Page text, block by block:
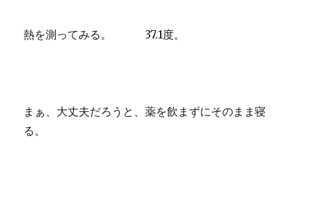
熱を測ってみる。 37.1度。
まぁ、大丈夫だろうと、薬を飲まずにそのまま寝
る。